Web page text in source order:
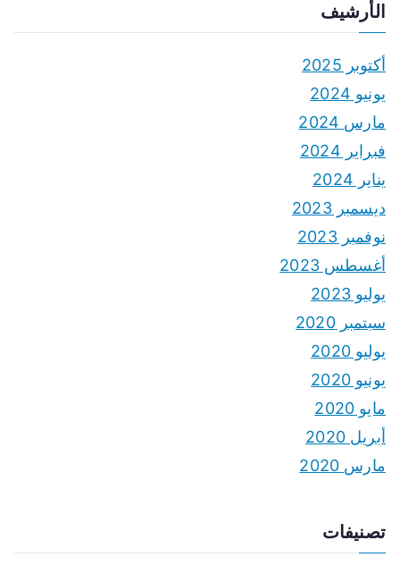
الأرشيف
أكتوبر 2025
يونيو 2024
مارس 2024
فبراير 2024
يناير 2024
ديسمبر 2023
نوفمبر 2023
أغسطس 2023
يوليو 2023
سبتمبر 2020
يوليو 2020
يونيو 2020
مايو 2020
أبريل 2020
مارس 2020
تصنيفات